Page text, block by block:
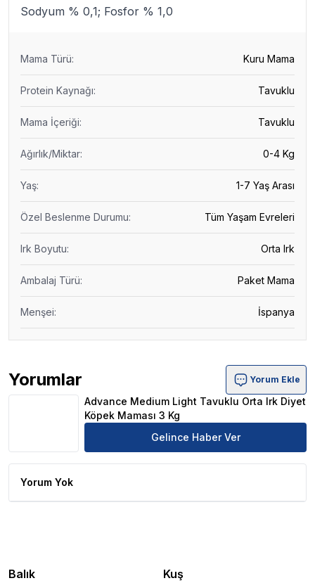
Sodyum % 0,1; Fosfor % 1,0
Mama Türü: Kuru Mama
Protein Kaynağı: Tavuklu
Mama İçeriği: Tavuklu
Ağırlık/Miktar: 0-4 Kg
Yaş: 1-7 Yaş Arası
Özel Beslenme Durumu: Tüm Yaşam Evreleri
Irk Boyutu: Orta Irk
Ambalaj Türü: Paket Mama
Menşei: İspanya
Yorumlar
Advance Medium Light Tavuklu Orta Irk Diyet Köpek
Yorum Ekle
Advance Medium Light Tavuklu Orta Irk Diyet
Köpek Maması 3 Kg
Gelince Haber Ver
Yorum Yok
Balık Kuş